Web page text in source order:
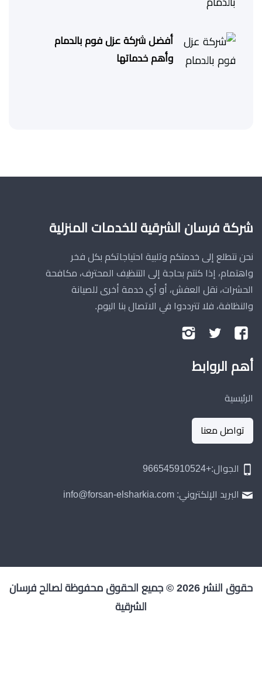
أفضل شركة عزل فوم بالدمام
وأهم خدماتها
شركة فرسان الشرقية للخدمات المنزلية
نحن نتطلع إلى خدمتكم وتلبية احتياجاتكم بكل فخر
واهتمام، إذا كنتم بحاجة إلى التنظيف المحترف، مكافحة
الحشرات، نقل العفش، أو أي خدمة أخرى للصيانة
والنظافة، فلا تترددوا في الاتصال بنا اليوم.
تابعنا
فيسبوك
تابعنا
تويتر
تابعنا
أهم الروابط
الرئيسية
تواصل معنا
الجوال:+966545910524
البريد الإلكتروني: info@forsan-elsharkia.com
حقوق النشر 2026 © جميع الحقوق محفوظة لصالح فرسان
الشرقية